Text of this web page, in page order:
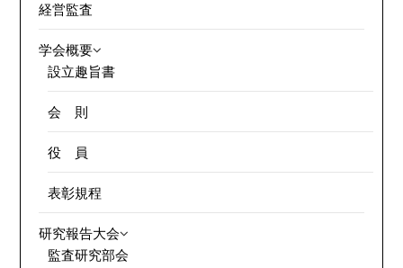
経営監査
学会概要
設立趣旨書
会 則
役 員
表彰規程
研究報告大会
監査研究部会